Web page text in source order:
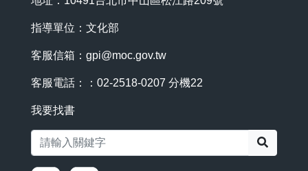
指導單位：文化部
客服信箱： gpi@moc.gov.tw
客服電話：：02-2518-0207 分機22
我要找書